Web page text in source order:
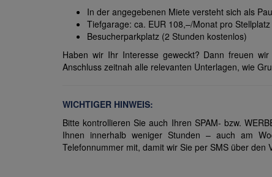
In der angegebenen Miete versteht sich als
Tiefgarage: ca. EUR 108,–/Monat pro
Besucherparkplatz (2 Stunden kostenlos)
Haben wir Ihr Interesse geweckt? Dann freuen
Anschluss zeitnah alle relevanten Unterlagen, wie
WICHTIGER HINWEIS:
Bitte kontrollieren Sie auch Ihren SPAM- bzw.
Ihnen innerhalb weniger Stunden – auch am
Telefonnummer mit, damit wir Sie per SMS über den